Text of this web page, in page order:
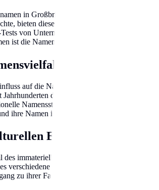
in Großbritannien ist nicht nur
bieten diese Informationen wertvolle
von Unternehmen wie 23andMe oder
ist die Namensforschung oft der Schlüssel,
auf die Namenslandschaft eines Landes.
dominant sind, haben neuere
Namensstruktur bereichern. Historische
ihre Namen in neue Regionen brachten.
Erbes
immateriellen Kulturerbes. Viele Länder
verschiedene Initiativen, die sich der
zu ihrer Familiengeschichte zu